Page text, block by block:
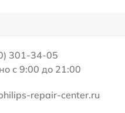
301-34-05
с 9:00 до 21:00
repair-center.ru